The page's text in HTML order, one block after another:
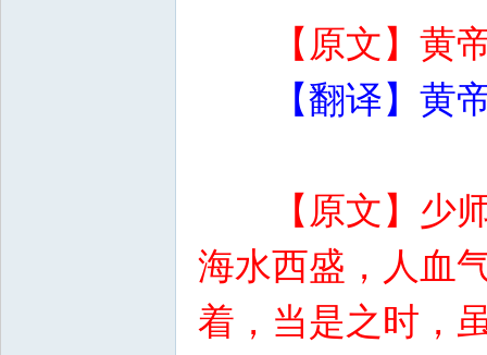
【原文】黄
【翻译】黄
【原文】少
海水西盛，人血
着，当是之时，